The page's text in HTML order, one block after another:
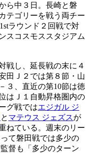
ら中３日。長崎と磐
テゴリーを戦う両チー
ラウンド２回戦で対
スコスモススタジアム
戦し、延長戦の末に４
田Ｊ２では第８節・山
３、直近の第10節は徳
はＪ１自動昇格圏内の
グ戦ではエジガル ジ
と マテウス ジェズスが
ねている。週末のリー
て磐田戦では多少の
督も「多少のターン